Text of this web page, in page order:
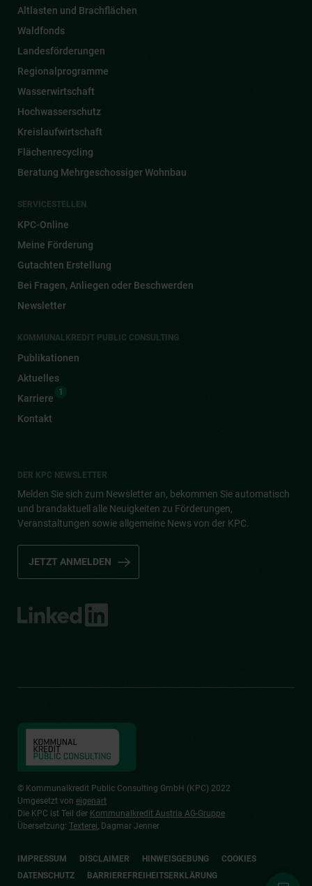
Altlasten und Brachflächen
Waldfonds
Landesförderungen
Regionalprogramme
Wasserwirtschaft
Hochwasserschutz
Kreislaufwirtschaft
Flächenrecycling
Beratung Mehrgeschossiger Wohnbau
SERVICESTELLEN
KPC-Online
Meine Förderung
Gutachten Erstellung
Bei Fragen, Anliegen oder Beschwerden
Newsletter
KOMMUNALKREDIT PUBLIC CONSULTING
Publikationen
Aktuelles
Karriere
1
Kontakt
DER KPC NEWSLETTER
Melden Sie sich zum Newsletter an, bekommen Sie automatisch
und brandaktuell alle Neuigkeiten zu Förderungen,
Veranstaltungen sowie allgemeine News von der KPC.
JETZT ANMELDEN
© Kommunalkredit Public Consulting GmbH (KPC) 2022
Umgesetzt von eigenart
Die KPC ist Teil der Kommunalkredit Austria AG-Gruppe
Übersetzung: Texterei, Dagmar Jenner
IMPRESSUM DISCLAIMER HINWEISGEBUNG
COOKIES
DATENSCHUTZ
BARRIEREFREIHEITSERKLÄRUNG